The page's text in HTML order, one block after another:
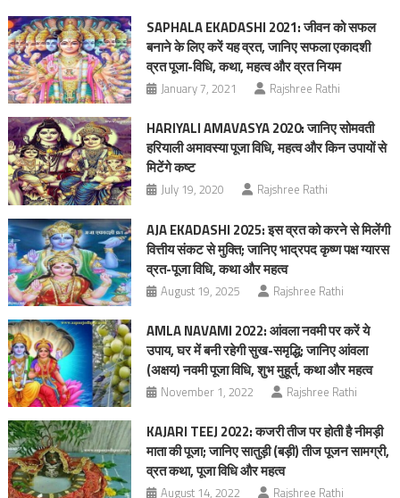
SAPHALA EKADASHI 2021: जीवन को सफल
बनाने के लिए करें यह व्रत, जानिए सफला एकादशी
व्रत पूजा-विधि, कथा, महत्‍व और व्रत नियम
January 7, 2021 Rajshree Rathi
HARIYALI AMAVASYA 2020: जानिए सोमवती
हरियाली अमावस्या पूजा विधि, महत्व और किन उपायों से
मिटेंगे कष्ट
July 19, 2020 Rajshree Rathi
AJA EKADASHI 2025: इस व्रत को करने से मिलेंगी
वित्तीय संकट से मुक्ति; जानिए भाद्रपद कृष्ण पक्ष ग्यारस
व्रत-पूजा विधि, कथा और महत्व
August 19, 2025 Rajshree Rathi
AMLA NAVAMI 2022: आंवला नवमी पर करें ये
उपाय, घर में बनी रहेगी सुख-समृद्धि; जानिए आंवला
(अक्षय) नवमी पूजा विधि, शुभ मुहूर्त, कथा और महत्‍व
November 1, 2022 Rajshree Rathi
KAJARI TEEJ 2022: कजरी तीज पर होती है नीमड़ी
माता की पूजा; जानिए सातुड़ी (बड़ी) तीज पूजन सामग्री,
व्रत कथा, पूजा विधि और महत्व
August 14, 2022 Rajshree Rathi